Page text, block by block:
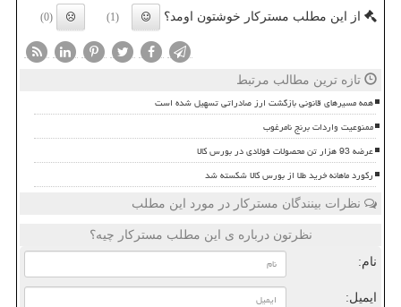
از این مطلب مسترکار خوشتون اومد؟ (1)
(0)
تازه ترین مطالب مرتبط
همه مسیرهای قانونی بازگشت ارز صادراتی تسهیل شده است
ممنوعیت واردات برنج نامرغوب
عرضه 93 هزار تن محصولات فولادی در بورس کالا
رکورد ماهانه خرید طلا از بورس کالا شکسته شد
نظرات بینندگان مسترکار در مورد این مطلب
نظرتون درباره ی این مطلب مسترکار چیه؟
نام:
ایمیل: